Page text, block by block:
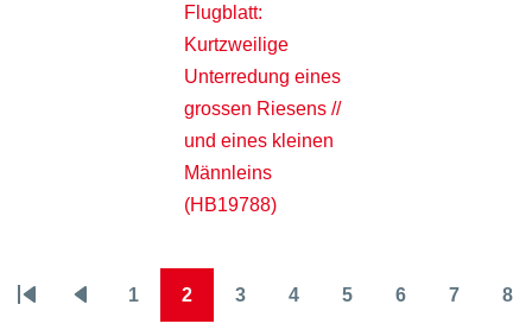
Flugblatt:
Kurtzweilige
Unterredung eines
grossen Riesens //
und eines kleinen
Männleins
(HB19788)
Seitennummerierung
1 2 3 4 5 6 7 8